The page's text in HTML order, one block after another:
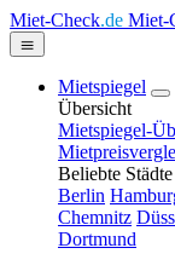
Miet-Check.de Miet-
Mietspiegel
Übersicht
Mietspiegel-
Beliebte Städte
Berlin
Chemnitz
Dortmund